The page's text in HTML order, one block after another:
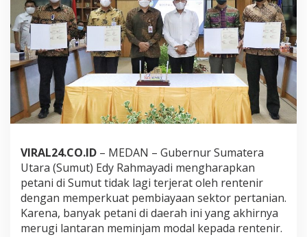
e
r
k
u
a
P
e
m
b
i
y
a
a
n
P
e
r
VIRAL24.CO.ID – MEDAN – Gubernur Sumatera
Utara (Sumut) Edy Rahmayadi mengharapkan
petani di Sumut tidak lagi terjerat oleh rentenir
dengan memperkuat pembiayaan sektor pertanian.
Karena, banyak petani di daerah ini yang akhirnya
merugi lantaran meminjam modal kepada rentenir.